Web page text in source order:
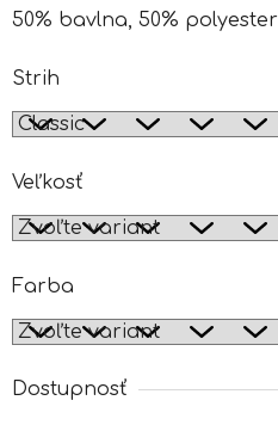
50% bavlna, 50% polyester
Strih
Veľkosť
Farba
Dostupnosť